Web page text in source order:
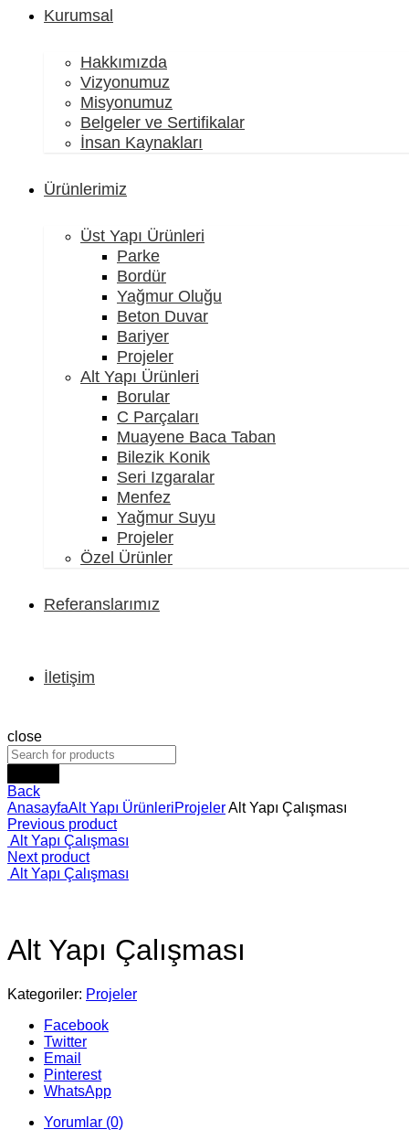
Kurumsal
Hakkımızda
Vizyonumuz
Misyonumuz
Belgeler ve Sertifikalar
İnsan Kaynakları
Ürünlerimiz
Üst Yapı Ürünleri
Parke
Bordür
Yağmur Oluğu
Beton Duvar
Bariyer
Projeler
Alt Yapı Ürünleri
Borular
C Parçaları
Muayene Baca Taban
Bilezik Konik
Seri Izgaralar
Menfez
Yağmur Suyu
Projeler
Özel Ürünler
Referanslarımız
İletişim
close
Back
AnasayfaAlt Yapı ÜrünleriProjelerAlt Yapı Çalışması
Previous product
Alt Yapı Çalışması
Next product
Alt Yapı Çalışması
Alt Yapı Çalışması
Kategoriler: Projeler
Facebook
Twitter
Email
Pinterest
WhatsApp
Yorumlar (0)